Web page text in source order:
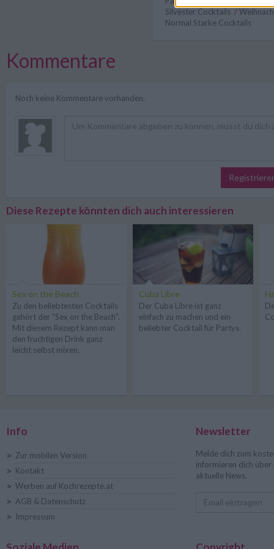
Silvester Cocktails /
Normal Starke Cocktails
Kommentare
Noch keine Kommentare vorhanden.
Diese Rezepte könnten dich auch interessieren
Sex on the Beach
Zu den beliebtesten Cocktails
gehört der "Sex on the Beach".
Mit diesem Rezept kann man
den fruchtigen Drink ganz
leicht selbst mixen.
Cuba Libre
Der Cuba Libre ist ganz
einfach zu machen und ein
beliebter Cocktail für Partys.
Info
> Zur mobilen Version
> Kontakt
> Werben auf Kochrezepte.at
> AGB & Datenschutz
> Impressum
Newsletter
Melde dich zum
informieren dich über
aktuelle News.